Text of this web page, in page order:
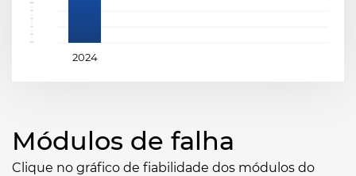
2024
Módulos de falha
Clique no gráfico de fiabilidade dos módulos do